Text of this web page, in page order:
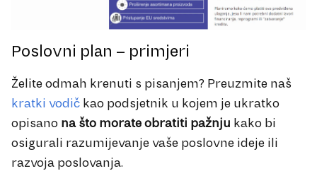
Poslovni plan – primjeri
Želite odmah krenuti s pisanjem? Preuzmite naš
kratki vodič kao podsjetnik u kojem je ukratko
opisano na što morate obratiti pažnju kako bi
osigurali razumijevanje vaše poslovne ideje ili
razvoja poslovanja.